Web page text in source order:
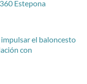
Estepona
el baloncesto
con